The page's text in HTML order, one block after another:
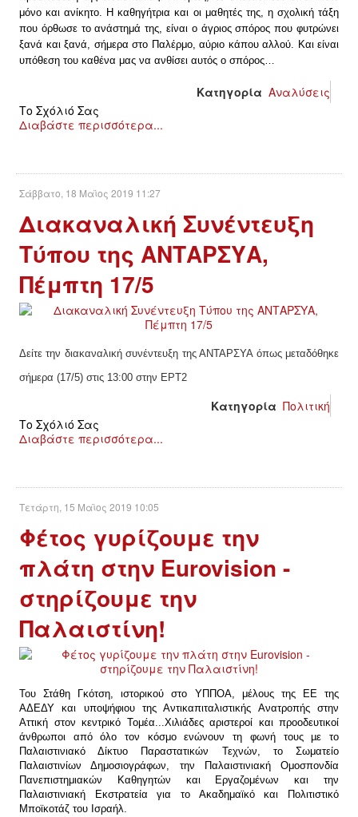
μόνο και ανίκητο. Η καθηγήτρια και οι μαθητές της, η σχολική τάξη
που όρθωσε το ανάστημά της, είναι ο άγριος σπόρος που φυτρώνει
ξανά και ξανά, σήμερα στο Παλέρμο, αύριο κάπου αλλού. Και είναι
υπόθεση του καθένα μας να ανθίσει αυτός ο σπόρος…
Κατηγορία Αναλύσεις
Το Σχόλιό Σας
Διαβάστε περισσότερα...
Σάββατο, 18 Μαϊος 2019 11:27
Διακαναλική Συνέντευξη
Τύπου της ΑΝΤΑΡΣΥΑ,
Πέμπτη 17/5
Δείτε την διακαναλική συνέντευξη της ΑΝΤΑΡΣΥΑ όπως μεταδόθηκε
σήμερα (17/5) στις 13:00 στην ΕΡΤ2
Κατηγορία Πολιτική
Το Σχόλιό Σας
Διαβάστε περισσότερα...
Τετάρτη, 15 Μαϊος 2019 10:05
Φέτος γυρίζουμε την
πλάτη στην Eurovision -
στηρίζουμε την
Παλαιστίνη!
Του Στάθη Γκότση, ιστορικού στο ΥΠΠΟΑ, μέλους της ΕΕ της
ΑΔΕΔΥ και υποψήφιου της Αντικαπιταλιστικής Ανατροπής στην
Αττική στον κεντρικό Τομέα...Χιλιάδες αριστεροί και προοδευτικοί
άνθρωποι από όλο τον κόσμο ενώνουν τη φωνή τους µε το
Παλαιστινιακό Δίκτυο Παραστατικών Τεχνών, το Σωματείο
Παλαιστινίων Δημοσιογράφων, την Παλαιστινιακή Ομοσπονδία
Πανεπιστημιακών Καθηγητών και Εργαζομένων και την
Παλαιστινιακή Εκστρατεία για το Ακαδημαϊκό και Πολιτιστικό
Μποϊκοτάζ του Ισραήλ.